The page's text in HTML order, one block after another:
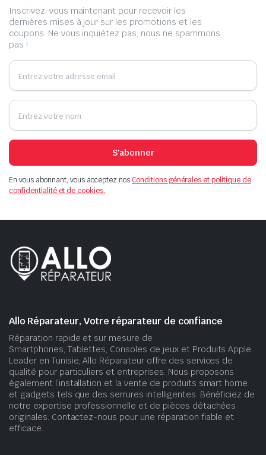
Inscrivez-vous maintenant pour recevoir les
dernières mises à jour sur les promotions et les
coupons. Ne vous inquiétez pas, nous ne spammons
pas !
S'abonner
En vous abonnant, vous acceptez nosConditions générales et politique de
confidentialité et de cookies.
Allo Réparateur, Votre réparateur de confiance
Réparation rapide et sur mesure de
Smartphones, Tablettes, Consoles de jeux et Produits Apple.
Leader en Tunisie, Allo Réparateur offre des services de
qualité pour particuliers et entreprises. Nous proposons
également l’installation et la vente de produits smart home
et gadgets tels que des serrures intelligentes. Bénéficiez de
notre expertise professionnelle et de pièces détachées
originales. Contactez-nous pour une réparation fiable et
efficace.